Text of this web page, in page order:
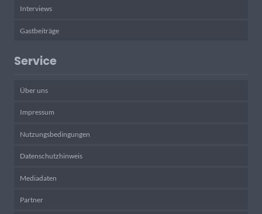
Interviews
Gastbeiträge
Service
Über uns
Impressum
Nutzungsbedingungen
Datenschutzhinweis
Mediadaten
Partner